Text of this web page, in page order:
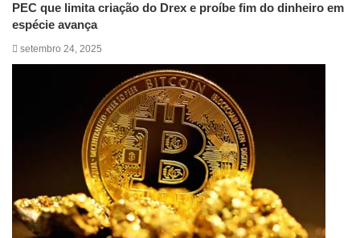
PEC que limita criação do Drex e proíbe fim do dinheiro em
espécie avança
setembro 24, 2025